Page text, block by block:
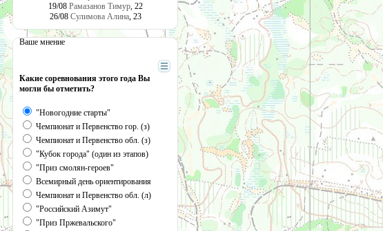
19/08 Рамазанов Тимур, 22
26/08 Сулимова Алина, 23
Ваше мнение
Какие соревнования этого года Вы
могли бы отметить?
"Новогодние старты"
Чемпионат и Первенство гор. (з)
Чемпионат и Первенство обл. (з)
"Кубок города" (один из этапов)
"Приз смолян-героев"
Всемирный день ориентирования
Чемпионат и Первенство обл. (л)
"Российский Азимут"
"Приз Пржевальского"